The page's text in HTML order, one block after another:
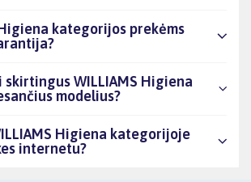
kategorijos prekėms
WILLIAMS Higiena
modelius?
Higiena kategorijoje
internetu?